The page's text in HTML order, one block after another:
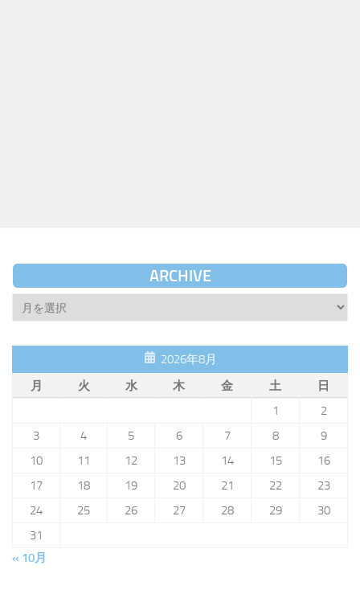
ARCHIVE
Archive
2026年8月
月
火 水 木 金 土
日
1
2
3
4 5 6 7 8
9
10
11 12 13 14 15
16
17
18 19 20 21 22
23
24
25 26 27 28 29
30
31
« 10月